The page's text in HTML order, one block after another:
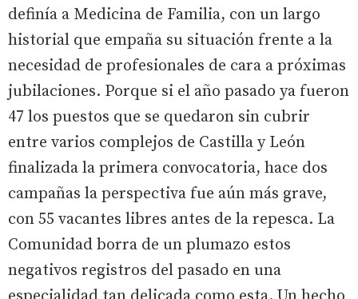
definía a Medicina de Familia, con un largo
historial que empaña su situación frente a la
necesidad de profesionales de cara a próximas
jubilaciones. Porque si el año pasado ya fueron
47 los puestos que se quedaron sin cubrir
entre varios complejos de Castilla y León
finalizada la primera convocatoria, hace dos
campañas la perspectiva fue aún más grave,
con 55 vacantes libres antes de la repesca. La
Comunidad borra de un plumazo estos
negativos registros del pasado en una